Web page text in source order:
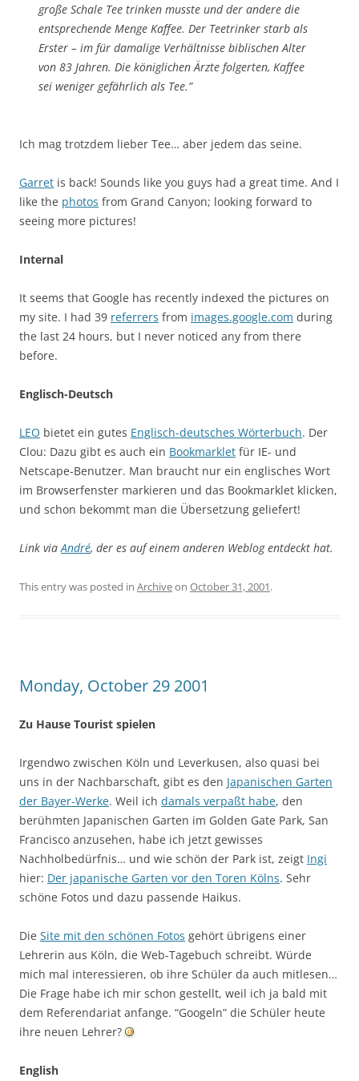
große Schale Tee trinken musste und der andere die
entsprechende Menge Kaffee. Der Teetrinker starb als
Erster – im für damalige Verhältnisse biblischen Alter
von 83 Jahren. Die königlichen Ärzte folgerten, Kaffee
sei weniger gefährlich als Tee.”
Ich mag trotzdem lieber Tee… aber jedem das seine.
Garret is back! Sounds like you guys had a great time. And I
like the photos from Grand Canyon; looking forward to
seeing more pictures!
Internal
It seems that Google has recently indexed the pictures on
my site. I had 39 referrers from images.google.com during
the last 24 hours, but I never noticed any from there
before.
Englisch-Deutsch
LEO bietet ein gutes Englisch-deutsches Wörterbuch. Der
Clou: Dazu gibt es auch ein Bookmarklet für IE- und
Netscape-Benutzer. Man braucht nur ein englisches Wort
im Browserfenster markieren und das Bookmarklet klicken,
und schon bekommt man die Übersetzung geliefert!
Link viaAndré, der es auf einem anderen Weblog entdeckt hat.
This entry was posted in Archiveon October 31, 2001.
Monday, October 29 2001
Zu Hause Tourist spielen
Irgendwo zwischen Köln und Leverkusen, also quasi bei
uns in der Nachbarschaft, gibt es den Japanischen Garten
der Bayer-Werke. Weil ich damals verpaßt habe, den
berühmten Japanischen Garten im Golden Gate Park, San
Francisco anzusehen, habe ich jetzt gewisses
Nachholbedürfnis… und wie schön der Park ist, zeigt Ingi
hier: Der japanische Garten vor den Toren Kölns. Sehr
schöne Fotos und dazu passende Haikus.
Die Site mit den schönen Fotos gehört übrigens einer
Lehrerin aus Köln, die Web-Tagebuch schreibt. Würde
mich mal interessieren, ob ihre Schüler da auch mitlesen…
Die Frage habe ich mir schon gestellt, weil ich ja bald mit
dem Referendariat anfange. “Googeln” die Schüler heute
ihre neuen Lehrer?
English